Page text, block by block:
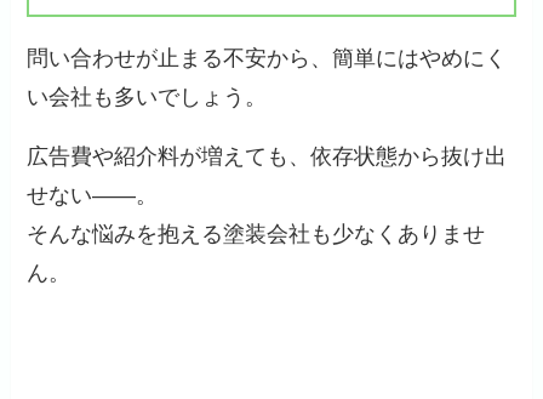
問い合わせが止まる不安から、簡単にはやめにく
い会社も多いでしょう。
広告費や紹介料が増えても、依存状態から抜け出
せない――。
そんな悩みを抱える塗装会社も少なくありませ
ん。